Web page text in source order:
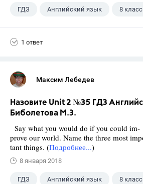
ГДЗ Английский язык 8 класс
1 ответ
Максим Лебедев
Назовите Unit 2 №35 ГДЗ
Биболетова М.З.
Say what you would do if you could im-
prove our world. Name the three most
tant things. (Подробнее...)
8 января 2018
ГДЗ Английский язык 8 класс